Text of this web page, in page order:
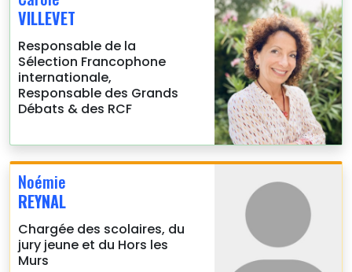
VILLEVET
Responsable de la
Sélection Francophone
internationale,
Responsable des Grands
Débats & des RCF
Noémie
REYNAL
Chargée des scolaires, du
jury jeune et du Hors les
Murs